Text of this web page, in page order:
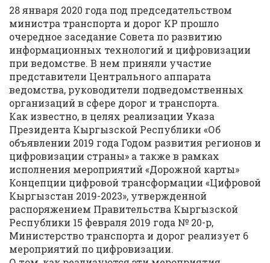
28 января 2020 года под председательством
министра транспорта и дорог КР прошло
очередное заседание Совета по развитию
информационных технологий и цифровизации
при ведомстве. В нем приняли участие
представители Центрального аппарата
ведомства, руководители подведомственных
организаций в сфере дорог и транспорта.
Как известно, в целях реализации Указа
Президента Кыргызской Республики «Об
объявлении 2019 года Годом развития регионов и
цифровизации страны» а также в рамках
исполнения мероприятий «Дорожной карты»
Концепции цифровой трансформации «Цифровой
Кыргызстан 2019-2023», утвержденной
распоряжением Правительства Кыргызской
Республики 15 февраля 2019 года № 20-р,
Министерство транспорта и дорог реализует 6
мероприятий по цифровизации.